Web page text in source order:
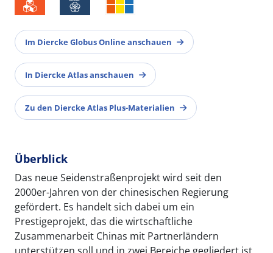
Im Diercke Globus Online anschauen
In Diercke Atlas anschauen
Zu den Diercke Atlas Plus-Materialien
Überblick
Das neue Seidenstraßenprojekt wird seit den
2000er-Jahren von der chinesischen Regierung
gefördert. Es handelt sich dabei um ein
Prestigeprojekt, das die wirtschaftliche
Zusammenarbeit Chinas mit Partnerländern